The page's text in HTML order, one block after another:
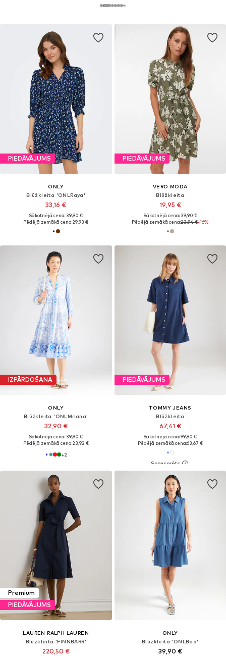
PIEDĀVĀJUMS
ONLY
Blūžkleita 'ONLRaya'
33,16 €
Sākotnējā cena: 39,90 €
Pēdējā zemākā cena:29,93 €
PIEDĀVĀJUMS
VERO MODA
Blūžkleita
19,95 €
Sākotnējā cena: 39,90 €
Pēdējā zemākā cena:23,94 €-16%
IZPĀRDOŠANA
ONLY
Blūžkleita 'ONLMilana'
32,90 €
Sākotnējā cena: 39,90 €
Pēdējā zemākā cena:23,92 €
+2
PIEDĀVĀJUMS
TOMMY JEANS
Blūžkleita
67,41 €
Sākotnējā cena: 99,90 €
Pēdējā zemākā cena:63,67 €
Premium
PIEDĀVĀJUMS
LAUREN RALPH LAUREN
Blūžkleita 'FINNBARR'
220,50 €
ONLY
Blūžkleita 'ONLBea'
39,90 €